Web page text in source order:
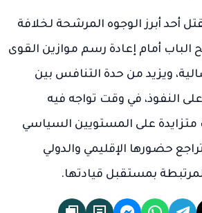
أحد أبرز الوجوه المرشحة لخلافة
الباب أمام إعادة رسم موازين القوى
ويزيد من حدة التنافس بين
النفوذ، في وقت تواجه فيه
متزايدة على المستويين السياسي
حضورها الإقليمي والدولي
بمستقبل قيادتها.